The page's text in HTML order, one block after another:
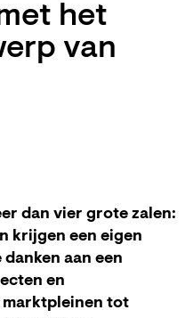
het
van
dan vier grote zalen:
krijgen een eigen
aan een
en
tot